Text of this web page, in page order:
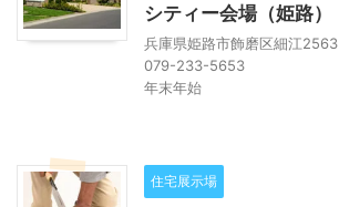
シティー会場（姫路）
兵庫県姫路市飾磨区細江2563
079-233-5653
年末年始
住宅展示場